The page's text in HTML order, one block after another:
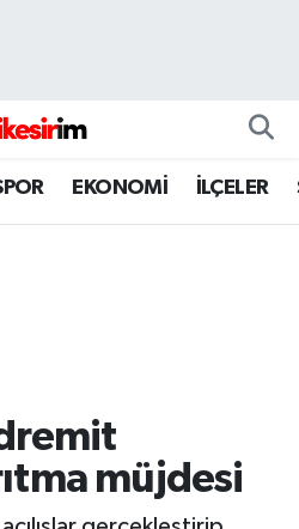
EKONOMİ İLÇELER
müjdesi